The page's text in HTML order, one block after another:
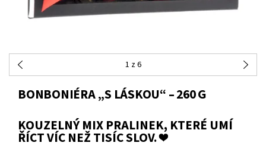
1 z 6
BONBONIÉRA „S LÁSKOU“ – 260 G
KOUZELNÝ MIX PRALINEK, KTERÉ UMÍ
ŘÍCT VÍC NEŽ TISÍC SLOV. ❤️